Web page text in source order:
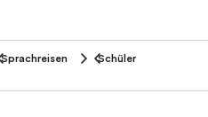
Sprachreisen
Schüler